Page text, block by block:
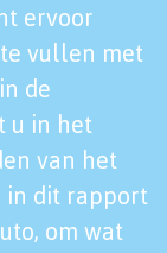
ervoor
vullen met
de
u in het
van het
in dit rapport
om wat